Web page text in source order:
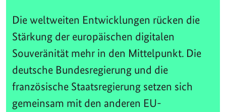
Die weltweiten Entwicklungen rücken die
Stärkung der europäischen digitalen
Souveränität mehr in den Mittelpunkt. Die
deutsche Bundesregierung und die
französische Staatsregierung setzen sich
gemeinsam mit den anderen EU-